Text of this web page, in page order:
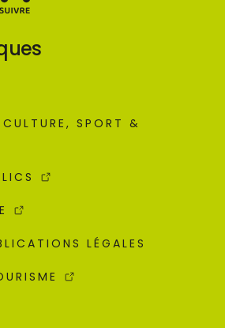
CULTURE, SPORT &
LÉGALES